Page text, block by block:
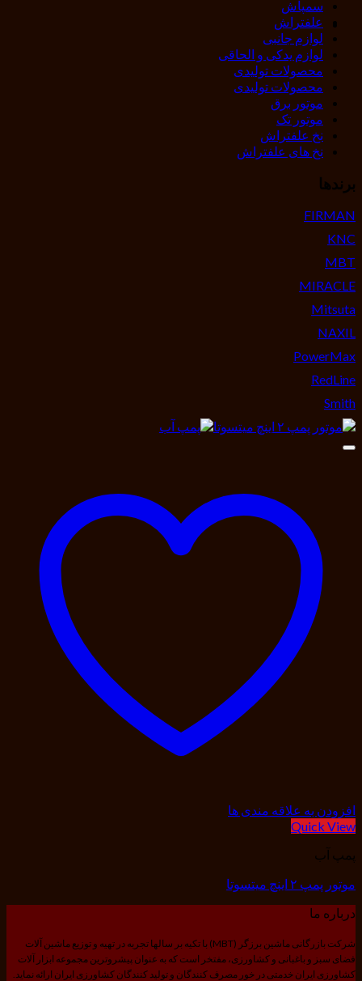
سمپاش
علفتراش
لوازم جانبی
لوازم یدکی و الحاقی
محصولات تولیدی
محصولات تولیدی
موتور برق
موتور تک
نخ علفتراش
نخ های علفتراش
برندها
FIRMAN
KNC
MBT
MIRACLE
Mitsuta
NAXIL
PowerMax
RedLine
Smith
افزودن به علاقه مندی ها
Quick View
پمپ آب
موتور پمپ ۲ اینچ میتسوتا
درباره ما
شرکت بازرگانی ماشین برزگر (MBT) با تکیه بر سالها تجربه در تهیه و توزیع ماشین آلات
فضای سبز و باغبانی و کشاورزی، مفتخر است که به عنوان پیشروترین مجموعه ابزار آلات
کشاورزی ایران خدمتی در خور مصرف کنندگان و تولید کنندگان کشاورزی ایران ارائه نماید.